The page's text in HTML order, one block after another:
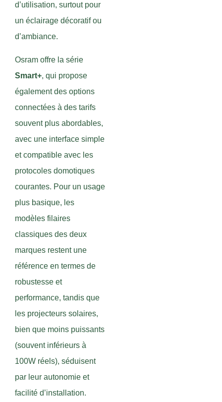
d’utilisation, surtout pour
un éclairage décoratif ou
d’ambiance.
Osram offre la série
Smart+, qui propose
également des options
connectées à des tarifs
souvent plus abordables,
avec une interface simple
et compatible avec les
protocoles domotiques
courantes. Pour un usage
plus basique, les
modèles filaires
classiques des deux
marques restent une
référence en termes de
robustesse et
performance, tandis que
les projecteurs solaires,
bien que moins puissants
(souvent inférieurs à
100W réels), séduisent
par leur autonomie et
facilité d’installation.